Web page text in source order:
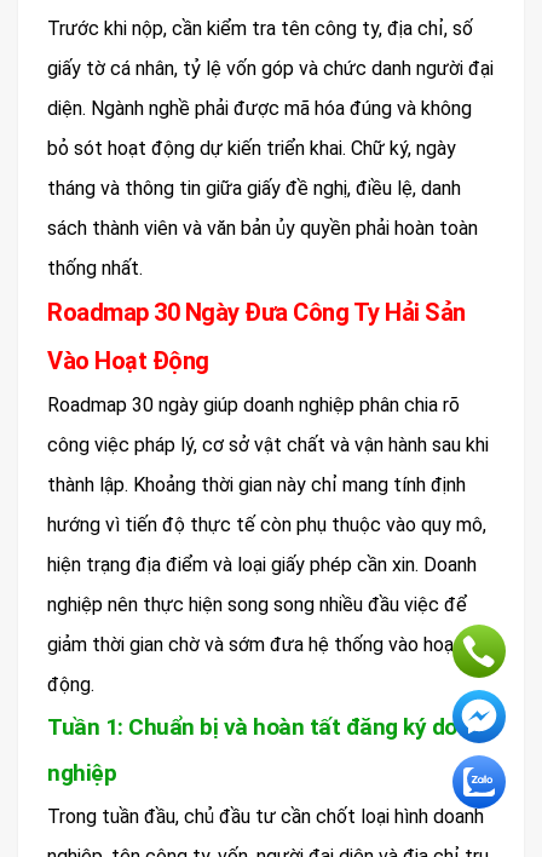
Trước khi nộp, cần kiểm tra tên công ty, địa chỉ, số
giấy tờ cá nhân, tỷ lệ vốn góp và chức danh người đại
diện. Ngành nghề phải được mã hóa đúng và không
bỏ sót hoạt động dự kiến triển khai. Chữ ký, ngày
tháng và thông tin giữa giấy đề nghị, điều lệ, danh
sách thành viên và văn bản ủy quyền phải hoàn toàn
thống nhất.
Roadmap 30 Ngày Đưa Công Ty Hải Sản
Vào Hoạt Động
Roadmap 30 ngày giúp doanh nghiệp phân chia rõ
công việc pháp lý, cơ sở vật chất và vận hành sau khi
thành lập. Khoảng thời gian này chỉ mang tính định
hướng vì tiến độ thực tế còn phụ thuộc vào quy mô,
hiện trạng địa điểm và loại giấy phép cần xin. Doanh
nghiệp nên thực hiện song song nhiều đầu việc để
giảm thời gian chờ và sớm đưa hệ thống vào hoạt
động.
Tuần 1: Chuẩn bị và hoàn tất đăng ký doanh
nghiệp
Trong tuần đầu, chủ đầu tư cần chốt loại hình doanh